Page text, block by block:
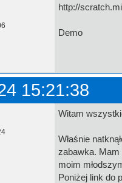
http://
Demo
15:21:38
Witam
Właśnie
zabawka.
moim
Poniżej link do